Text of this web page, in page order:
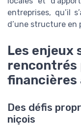
entreprises, qu’il
d’une structure en
Les enjeux
rencontrés
financières
Des défis
niçois